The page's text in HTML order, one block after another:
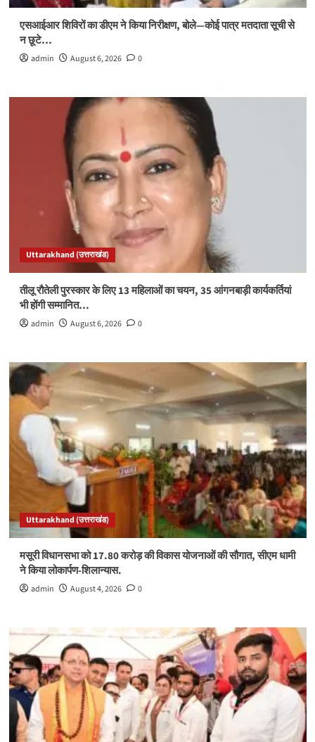
एसआईआर शिविरों का डीएम ने किया निरीक्षण, बोले—कोई पात्र मतदाता सूची से
न छूटे…
admin August 6, 2026 0
Uttarakhand (उत्तराखंड)
तीलू रौतेली पुरस्कार के लिए 13 महिलाओं का चयन, 35 आंगनबाड़ी कार्यकर्तियां
भी होंगी सम्मानित…
admin August 6, 2026 0
Uttarakhand (उत्तराखंड)
मसूरी विधानसभा को 17.80 करोड़ की विकास योजनाओं की सौगात, सीएम धामी
ने किया लोकार्पण-शिलान्यास.
admin August 4, 2026 0